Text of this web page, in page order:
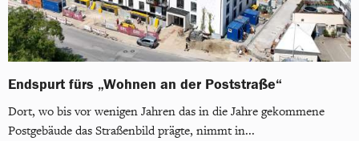
Endspurt fürs „Wohnen an der Poststraße“
Dort, wo bis vor wenigen Jahren das in die Jahre gekommene
Postgebäude das Straßenbild prägte, nimmt in...